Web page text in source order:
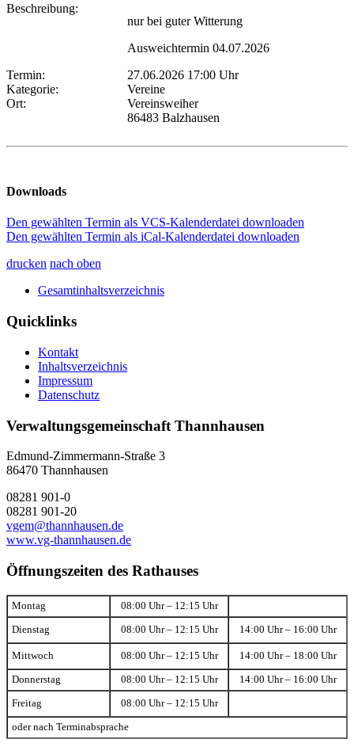
Beschreibung:
nur bei guter Witterung
Ausweichtermin 04.07.2026
Termin:
27.06.2026 17:00 Uhr
Kategorie:
Vereine
Ort:
Vereinsweiher
86483 Balzhausen
Downloads
Den gewählten Termin als VCS-Kalenderdatei downloaden
Den gewählten Termin als iCal-Kalenderdatei downloaden
drucken nach oben
Gesamtinhaltsverzeichnis
Quicklinks
Kontakt
Inhaltsverzeichnis
Impressum
Datenschutz
Verwaltungsgemeinschaft Thannhausen
Edmund-Zimmermann-Straße 3
86470 Thannhausen
08281 901-0
08281 901-20
vgem@thannhausen.de
www.vg-thannhausen.de
Öffnungszeiten des Rathauses
Montag 08:00 Uhr – 12:15 Uhr
Dienstag 08:00 Uhr – 12:15 Uhr 14:00 Uhr – 16:00 Uhr
Mittwoch 08:00 Uhr – 12:15 Uhr 14:00 Uhr – 18:00 Uhr
Donnerstag 08:00 Uhr – 12:15 Uhr 14:00 Uhr – 16:00 Uhr
Freitag 08:00 Uhr – 12:15 Uhr
oder nach Terminabsprache